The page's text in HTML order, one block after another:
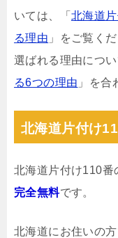
いては、「 北海道
る理由 」をご覧く
選ばれる理由につい
る6つの理由 」を合
北海道片付け
北海道片付け110番
完全無料です。
北海道にお住いの